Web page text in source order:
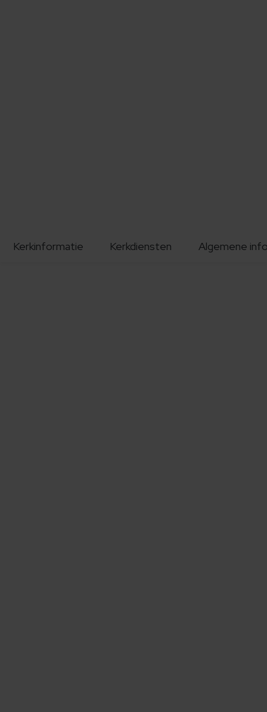
Kerkinformatie Kerkdiensten Algemene